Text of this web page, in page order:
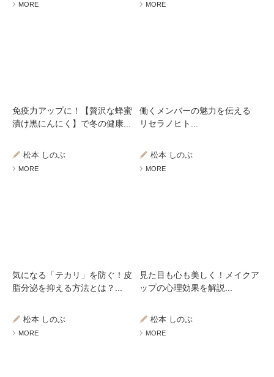
MORE MORE
免疫力アップに！【贅沢な蜂蜜
漬け黒にんにく】で冬の健康...
松本 しのぶ
MORE
働くメンバーの魅力を伝える
リセラノヒト...
松本 しのぶ
MORE
気になる「テカリ」を防ぐ！皮
脂分泌を抑える方法とは？...
松本 しのぶ
MORE
見た目も心も美しく！メイクア
ップの心理効果を解説...
松本 しのぶ
MORE